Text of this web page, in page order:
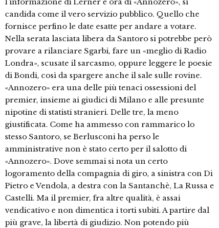
l´informazione di Lerner e ora di «Annozero», si
candida come il vero servizio pubblico. Quello che
fornisce perfino le date esatte per andare a votare.
Nella serata lasciata libera da Santoro si potrebbe però
provare a rilanciare Sgarbi, fare un «meglio di Radio
Londra», scusate il sarcasmo, oppure leggere le poesie
di Bondi, così da spargere anche il sale sulle rovine.
«Annozero» era una delle più tenaci ossessioni del
premier, insieme ai giudici di Milano e alle presunte
nipotine di statisti stranieri. Delle tre, la meno
giustificata. Come ha ammesso con rammarico lo
stesso Santoro, se Berlusconi ha perso le
amministrative non è stato certo per il salotto di
«Annozero». Dove semmai si nota un certo
logoramento della compagnia di giro, a sinistra con Di
Pietro e Vendola, a destra con la Santanchè, La Russa e
Castelli. Ma il premier, fra altre qualità, è assai
vendicativo e non dimentica i torti subìti. A partire dal
più grave, la libertà di giudizio. Non potendo più